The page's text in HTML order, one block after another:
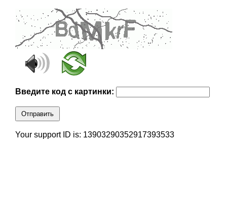
Введите код с картинки:
Отправить
Your support ID is: 13903290352917393533